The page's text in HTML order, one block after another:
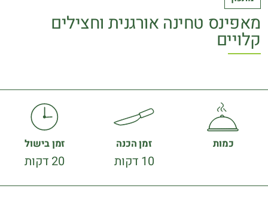
מאפינס טחינה אורגנית וחצילים
קלויים
כמות זמן הכנה
10 דקות
זמן בישול
20 דקות